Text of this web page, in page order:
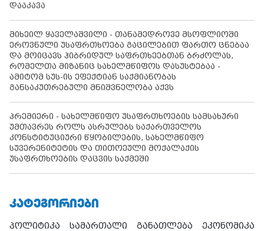
დააკავა
მიხეილ ყაველაშვილი - თანამედროვე მსოფლიოში
ეროვნული უსაფრთხოება გაცილებით ფართო ცნებაა
და მოიცავს ჰიბრიდულ საფრთხეებთან ბრძოლას,
რომელთა მიზანიც სახელმწიფოს დასუსტებაა -
ამიტომ სუს-ის ეფექტიან საქმიანობას
განსაკუთრებული მნიშვნელობა აქვს
პრემიერი - სახელმწიფო უსაფრთხოების სამსახური
უმთავრეს როლს ასრულებს საქართველოს
კონსტიტუციური წყობილების, სახელმწიფო
სუვერენიტეტის და თითოეული მოქალაქის
უსაფრთხოების დაცვის საქმეში
ᲙᲐᲢᲔᲒᲝᲠᲘᲔᲑᲘ
პოლიტიკა სამართალი განათლება
ეკონომიკა